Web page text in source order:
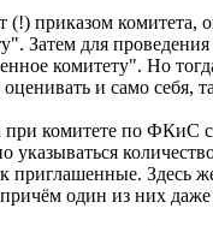
приказом
Затем для
комитету".
и само себя,
при комитете по
указываться
приглашенные. Здесь
один из них